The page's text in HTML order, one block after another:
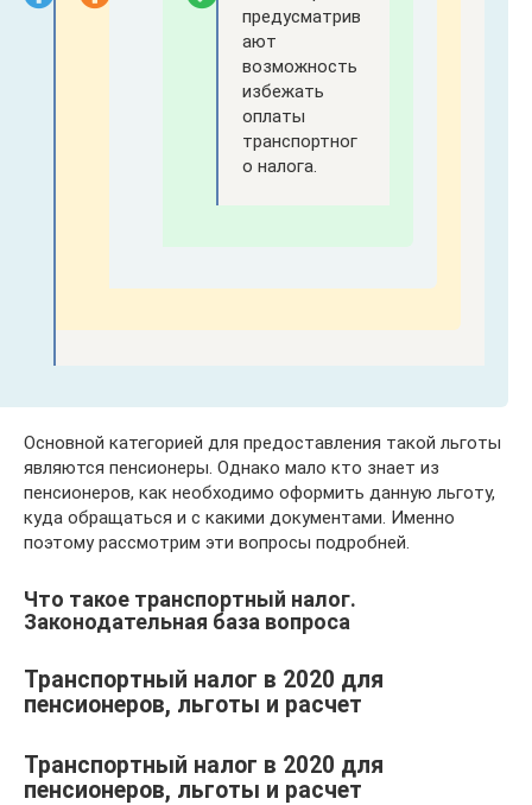
предусматрив
ают
возможность
избежать
оплаты
транспортног
о налога.
Основной категорией для предоставления такой льготы
являются пенсионеры. Однако мало кто знает из
пенсионеров, как необходимо оформить данную льготу,
куда обращаться и с какими документами. Именно
поэтому рассмотрим эти вопросы подробней.
Что такое транспортный налог.
Законодательная база вопроса
Транспортный налог в 2020 для
пенсионеров, льготы и расчет
Транспортный налог в 2020 для
пенсионеров, льготы и расчет